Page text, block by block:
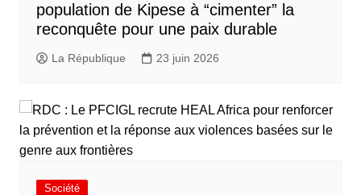
population de Kipese à “cimenter” la
reconquête pour une paix durable
La République 23 juin 2026
Société